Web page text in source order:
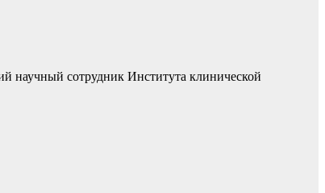
сотрудник Института клинической